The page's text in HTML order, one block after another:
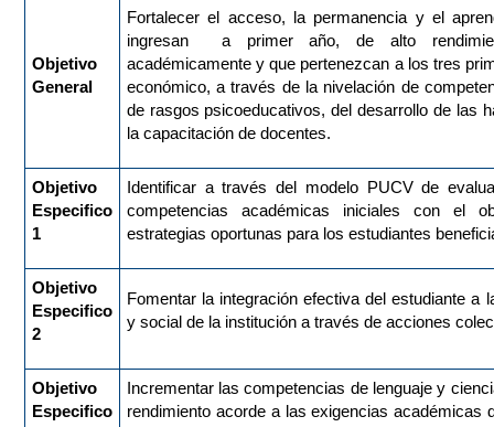
Objetivo
General
Fortalecer el acceso, la permanencia y el
ingresan a primer año, de alto
académicamente y que pertenezcan a los tres
económico, a través de la nivelación de
de rasgos psicoeducativos, del desarrollo de las
la capacitación de docentes.
Objetivo
Especifico
1
Identificar a través del modelo PUCV de
competencias académicas iniciales con el
estrategias oportunas para los estudiantes
Objetivo
Especifico
2
Fomentar la integración efectiva del estudiante a
y social de la institución a través de acciones
Objetivo
Especifico
Incrementar las competencias de lenguaje y
rendimiento acorde a las exigencias académicas